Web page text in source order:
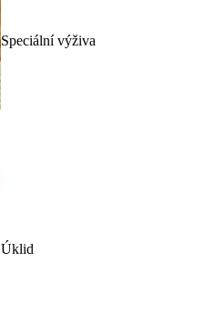
Speciální výživa
Úklid